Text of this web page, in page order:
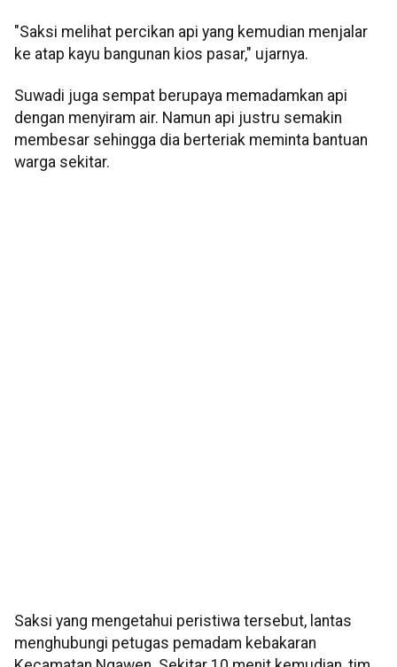
"Saksi melihat percikan api yang kemudian menjalar
ke atap kayu bangunan kios pasar," ujarnya.
Suwadi juga sempat berupaya memadamkan api
dengan menyiram air. Namun api justru semakin
membesar sehingga dia berteriak meminta bantuan
warga sekitar.
Saksi yang mengetahui peristiwa tersebut, lantas
menghubungi petugas pemadam kebakaran